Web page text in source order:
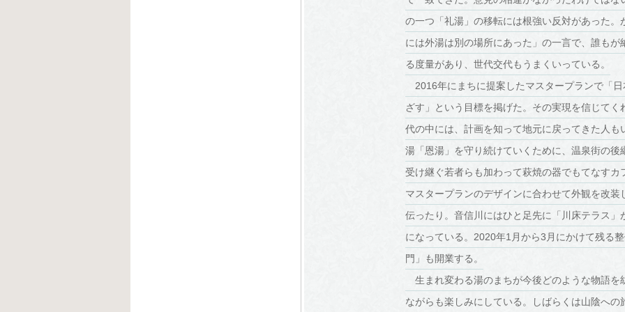
の一つ「礼湯」の移転には根強い反対があった
には外湯は別の場所にあった」の一言で、誰も
る度量があり、世代交代もうまくいっている。
2016年にまちに提案したマスタープランで「
ざす」という目標を掲げた。その実現を信じて
代の中には、計画を知って地元に戻ってきた人
湯「恩湯」を守り続けていくために、温泉街の
受け継ぐ若者らも加わって萩焼の器でもてなす
マスタープランのデザインに合わせて外観を改
伝ったり。音信川にはひと足先に「川床テラス
になっている。2020年1月から3月にかけて残る
門」も開業する。
生まれ変わる湯のまちが今後どのような物語を
ながらも楽しみにしている。しばらくは山陰へ